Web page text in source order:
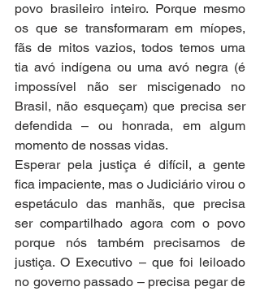
povo brasileiro inteiro. Porque mesmo
os que se transformaram em míopes,
fãs de mitos vazios, todos temos uma
tia avó indígena ou uma avó negra (é
impossível não ser miscigenado no
Brasil, não esqueçam) que precisa ser
defendida – ou honrada, em algum
momento de nossas vidas.
Esperar pela justiça é difícil, a gente
fica impaciente, mas o Judiciário virou o
espetáculo das manhãs, que precisa
ser compartilhado agora com o povo
porque nós também precisamos de
justiça. O Executivo – que foi leiloado
no governo passado – precisa pegar de